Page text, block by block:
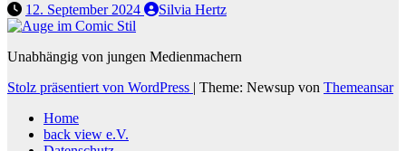
12. September 2024 Silvia Hertz
Unabhängig von jungen Medienmachern
Stolz präsentiert von WordPress | Theme: Newsup von Themeansar
Home
back view e.V.